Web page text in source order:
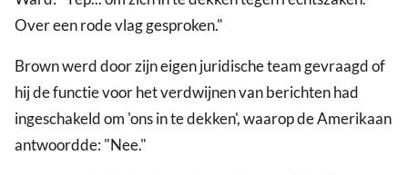
Over een rode vlag gesproken."
Brown werd door zijn eigen juridische team gevraagd of
hij de functie voor het verdwijnen van berichten had
ingeschakeld om 'ons in te dekken', waarop de Amerikaan
antwoordde: "Nee."